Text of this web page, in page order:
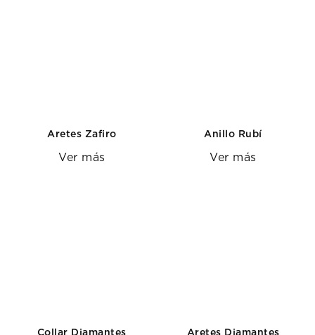
Aretes Zafiro
Ver más
Anillo Rubí
Ver más
Collar Diamantes Aretes Diamantes